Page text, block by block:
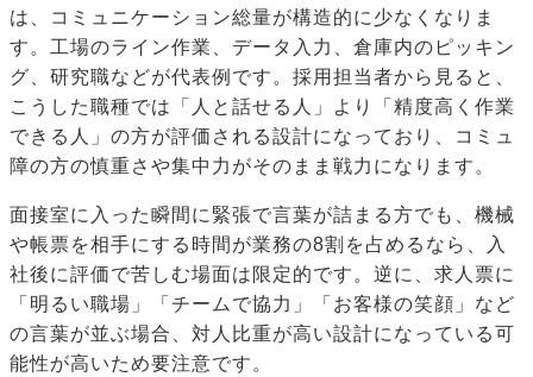
は、コミュニケーション総量が構造的に少なくなりま
す。工場のライン作業、データ入力、倉庫内のピッキン
グ、研究職などが代表例です。採用担当者から見ると、
こうした職種では「人と話せる人」より「精度高く作業
できる人」の方が評価される設計になっており、コミュ
障の方の慎重さや集中力がそのまま戦力になります。
面接室に入った瞬間に緊張で言葉が詰まる方でも、機械
や帳票を相手にする時間が業務の8割を占めるなら、入
社後に評価で苦しむ場面は限定的です。逆に、求人票に
「明るい職場」「チームで協力」「お客様の笑顔」など
の言葉が並ぶ場合、対人比重が高い設計になっている可
能性が高いため要注意です。